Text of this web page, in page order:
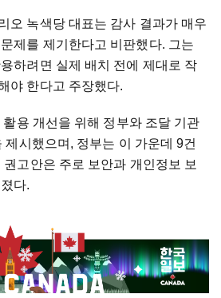
오 녹색당 대표는 감사 결과가 매우
제를 제기한다고 비판했다. 그는
하려면 실제 배치 전에 제대로 작
야 한다고 주장했다.
용 개선을 위해 정부와 조달 기관
제시했으며, 정부는 이 가운데 9건
고안은 주로 보안과 개인정보 보
다.